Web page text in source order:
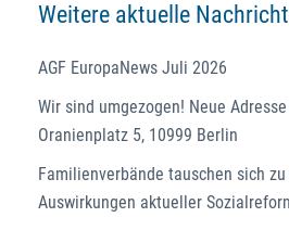
Weitere aktuelle
AGF EuropaNews Juli 2026
Wir sind umgezogen! Neue
Oranienplatz 5, 10999 Berlin
Familienverbände tauschen sich
Auswirkungen aktueller